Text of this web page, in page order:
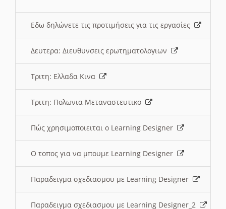
Εδω δηλώνετε τις προτιμήσεις για τις εργασίες
Δευτερα: Διευθυνσεις ερωτηματολογιων
Τριτη: Ελλαδα Κινα
Τριτη: Πολωνια Μεταναστευτικο
Πώς χρησιμοποιειται ο Learning Designer
O τοπος για να μπουμε Learning Designer
Παραδειγμα σχεδιασμου με Learning Designer
Παραδειγμα σχεδιασμου με Learning Designer_2